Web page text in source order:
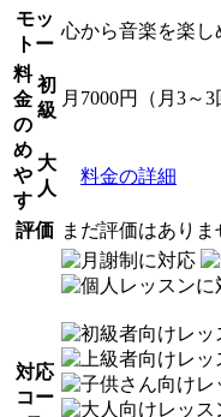
モッ
トー
心から音楽を楽
料
金
の
め
や
す
初
級
月7000円（月3～
大
人
料金の詳細
評価 まだ評価はありま
対応
コー